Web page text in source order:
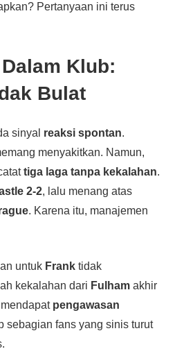
Pertanyaan ini terus
Klub:
Bulat
sinyal reaksi spontan.
menyakitkan. Namun,
tiga laga tanpa kekalahan.
2-2, lalu menang atas
. Karena itu, manajemen
untuk Franktidak
kekalahan dari Fulhamakhir
pengawasan
sebagian fans yang sinis turut